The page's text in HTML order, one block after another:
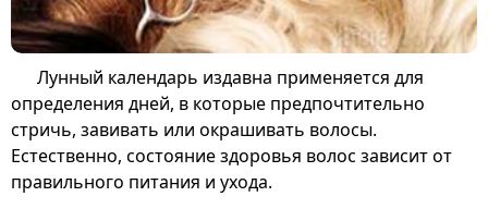
Лунный календарь издавна применяется для
определения дней, в которые предпочтительно
стричь, завивать или окрашивать волосы.
Естественно, состояние здоровья волос зависит от
правильного питания и ухода.